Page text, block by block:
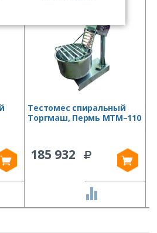
Тестомес спиральный
Торгмаш, Пермь МТМ–110
185 932